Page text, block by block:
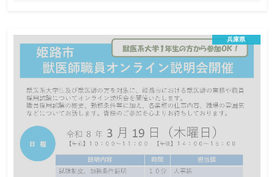
非行少年に関わる仕事に興味はありませんか？少年
院・少年鑑別所で働く法務教官による説明会を開催
します！
オンライン説明会 国家公務員
日程 この説明会は終了しました
大学生・大学院生・社会人（R9.4.1時点で40歳未満の方）
再犯・再非行の防止や立ち直りの支援に興味がある方、人
と関わることや対人援助の仕事にやりがいを感じられる方
をお待ちしています。
兵庫県